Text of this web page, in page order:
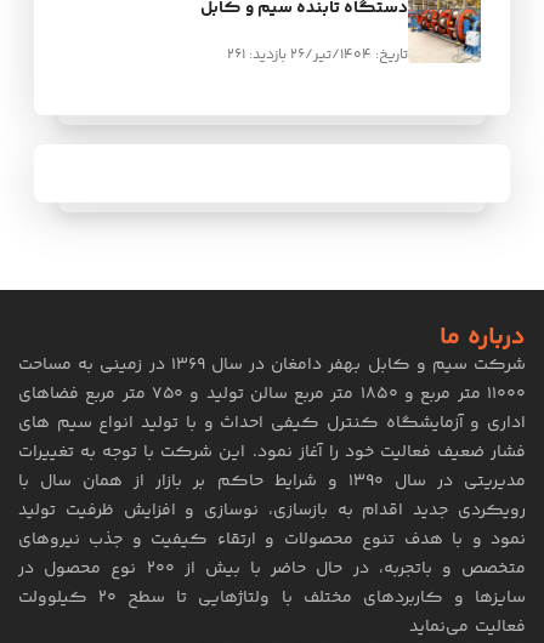
دستگاه تابنده سیم و کابل
تاریخ: 1404/تیر/26 بازدید: 261
درباره ما
شرکت سیم و کابل بهفر دامغان در سال ۱۳۶۹ در زمینی به مساحت
۱۱۰۰۰ متر مربع و ۱۸۵۰ متر مربع سالن تولید و ۷۵۰ متر مربع فضاهای
اداری و آزمایشگاه کنترل کیفی احداث و با تولید انواع سیم های
فشار ضعیف فعالیت خود را آغاز نمود. این شرکت با توجه به تغییرات
مدیریتی در سال ۱۳۹۰ و شرایط حاکم بر بازار از همان سال با
رویکردی جدید اقدام به بازسازی، نوسازی و افزایش ظرفیت تولید
نمود و با هدف تنوع محصولات و ارتقاء کیفیت و جذب نیروهای
متخصص و باتجربه، در حال حاضر با بیش از 200 نوع محصول در
سایزها و کاربردهای مختلف با ولتاژهایی تا سطح ۲۰ کیلوولت
فعالیت می‌نماید